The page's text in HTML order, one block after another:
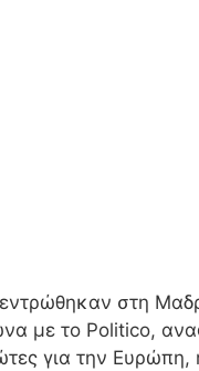
στη
με το Politico,
για την Ευρώπη,